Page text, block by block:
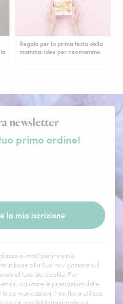
Regalo per la prima festa della
mamma: idee per neomamme
newsletter
primo ordine!
la mia iscrizione
e-mail per inviarLe
in base alla Sua navigazione sul
all'uso dei cookie. Per
valutare le prestazioni delle
le comunicazioni, Interflora utilizza